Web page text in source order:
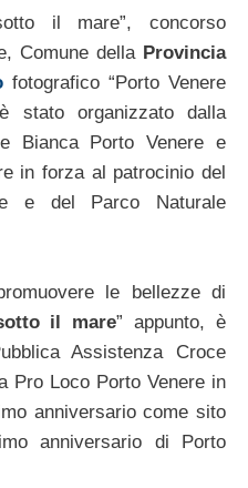
il mare”, concorso
Comune della Provincia
fotografico “Porto Venere
stato organizzato dalla
Bianca Porto Venere e
in forza al patrocinio del
e del Parco Naturale
le bellezze di
il mare” appunto, è
Assistenza Croce
Pro Loco Porto Venere in
anniversario come sito
anniversario di Porto